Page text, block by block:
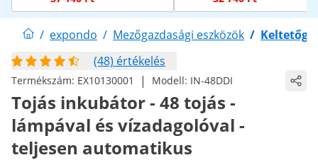
/ expondo / Mezőgazdasági eszközök /
(48) értékelés
Termékszám: EX10130001 | Modell: IN-48DDI
Tojás inkubátor - 48 tojás -
lámpával és vízadagolóval -
teljesen automatikus